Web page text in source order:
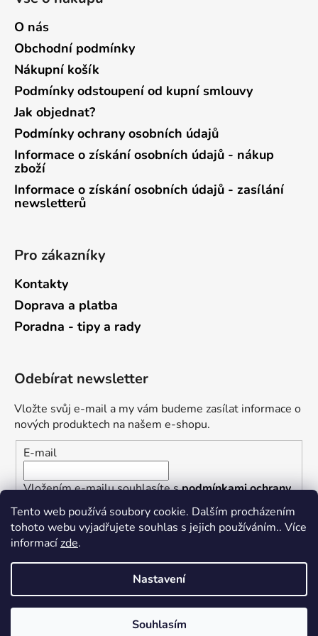
Tento web používá soubory cookie. Dalším procházením
tohoto webu vyjadřujete souhlas s jejich používáním.. Více
informacízde.
Nastavení
Souhlasím
O nás
Obchodní podmínky
Nákupní košík
Podmínky odstoupení od kupní smlouvy
Jak objednat?
Podmínky ochrany osobních údajů
Informace o získání osobních údajů - nákup
zboží
Informace o získání osobních údajů - zasílání
newsletterů
Pro zákazníky
Kontakty
Doprava a platba
Poradna - tipy a rady
Odebírat newsletter
Vložte svůj e-mail a my vám budeme zasílat informace o
nových produktech na našem e-shopu.
E-mail
Vložením e-mailu souhlasíte spodmínkami ochrany
osobních údajů
PŘIHLÁSIT SE
Vytvořil Shoptet
Železářství U Rotta